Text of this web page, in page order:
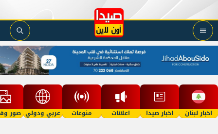
اخبار لبنان اخبار صيدا اعلانات منوعات عربي ودولي صور